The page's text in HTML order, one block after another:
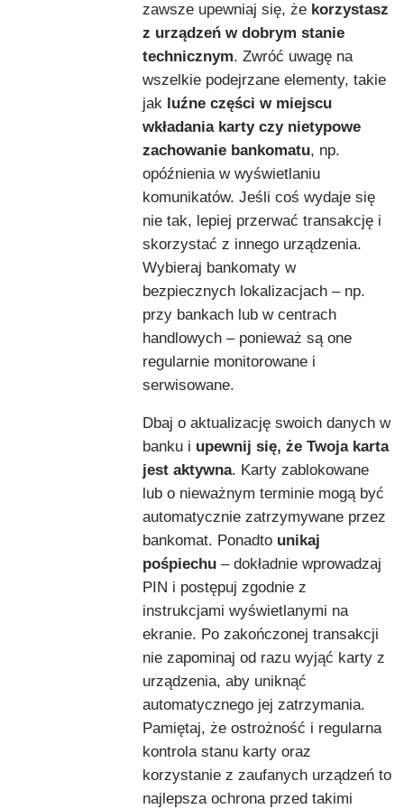
zawsze upewniaj się, że korzystasz
z urządzeń w dobrym stanie
technicznym. Zwróć uwagę na
wszelkie podejrzane elementy, takie
jak luźne części w miejscu
wkładania karty czy nietypowe
zachowanie bankomatu, np.
opóźnienia w wyświetlaniu
komunikatów. Jeśli coś wydaje się
nie tak, lepiej przerwać transakcję i
skorzystać z innego urządzenia.
Wybieraj bankomaty w
bezpiecznych lokalizacjach – np.
przy bankach lub w centrach
handlowych – ponieważ są one
regularnie monitorowane i
serwisowane.
Dbaj o aktualizację swoich danych w
banku i upewnij się, że Twoja karta
jest aktywna. Karty zablokowane
lub o nieważnym terminie mogą być
automatycznie zatrzymywane przez
bankomat. Ponadto unikaj
pośpiechu – dokładnie wprowadzaj
PIN i postępuj zgodnie z
instrukcjami wyświetlanymi na
ekranie. Po zakończonej transakcji
nie zapominaj od razu wyjąć karty z
urządzenia, aby uniknąć
automatycznego jej zatrzymania.
Pamiętaj, że ostrożność i regularna
kontrola stanu karty oraz
korzystanie z zaufanych urządzeń to
najlepsza ochrona przed takimi